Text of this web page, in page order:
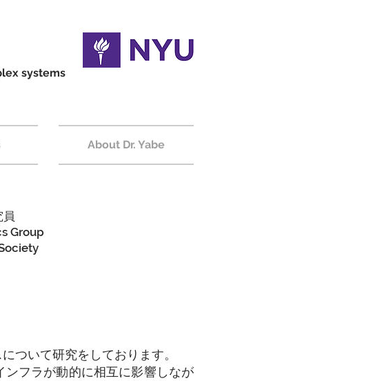
systems
Group
ついて研究をしております。
フラが動的に相互に影響しなが
About Dr. Yabe